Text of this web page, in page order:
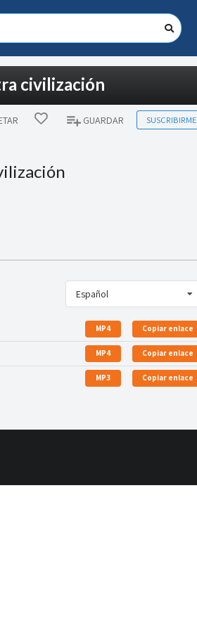
civilización
GUARDAR SUSCRIBIRME
Español
MP4 Copiar enlace
MP4 Copiar enlace
MP3 Copiar enlace